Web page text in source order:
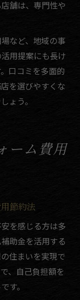
舗は、専門性や
など、地域の事
用提案にも長け
口コミを多面的
を選びやすくな
ょう。
ーム費用
節約法
を感じる方は多
助金を活用する
住まいを実現で
、自己負担額を
す。